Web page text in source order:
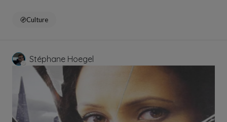
Culture
Stéphane Hoegel